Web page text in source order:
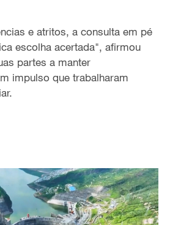
e atritos, a consulta em pé
escolha acertada", afirmou
partes a manter
impulso que trabalharam